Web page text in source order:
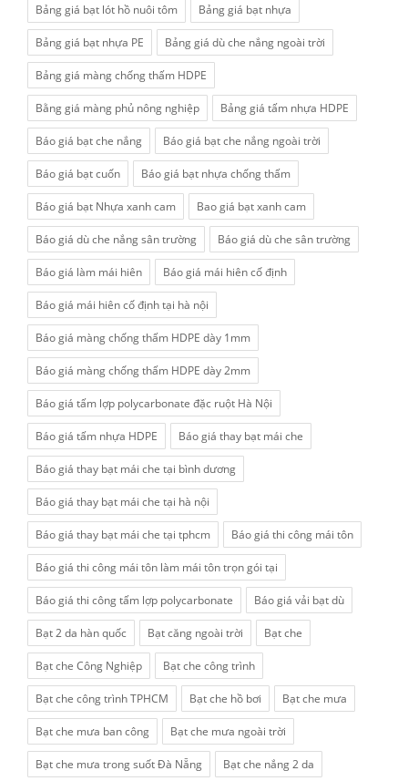
Bảng giá bạt lót hồ nuôi tôm Bảng giá bạt nhựa
Bảng giá bạt nhựa PE Bảng giá dù che nắng ngoài trời
Bảng giá màng chống thấm HDPE
Bằng giá màng phủ nông nghiệp Bảng giá tấm nhựa HDPE
Báo giá bạt che nắng Báo giá bạt che nắng ngoài trời
Báo giá bạt cuốn Báo giá bạt nhựa chống thấm
Báo giá bạt Nhựa xanh cam Bao giá bạt xanh cam
Báo giá dù che nắng sân trường Báo giá dù che sân trường
Báo giá làm mái hiên Báo giá mái hiên cố định
Báo giá mái hiên cố định tại hà nội
Báo giá màng chống thấm HDPE dày 1mm
Báo giá màng chống thấm HDPE dày 2mm
Báo giá tấm lợp polycarbonate đặc ruột Hà Nội
Báo giá tấm nhựa HDPE Báo giá thay bạt mái che
Báo giá thay bạt mái che tại bình dương
Báo giá thay bạt mái che tại hà nội
Báo giá thay bạt mái che tại tphcm Báo giá thi công mái tôn
Báo giá thi công mái tôn làm mái tôn trọn gói tại
Báo giá thi công tấm lợp polycarbonate Báo giá vải bạt dù
Bạt 2 da hàn quốc Bạt căng ngoài trời Bạt che
Bạt che Công Nghiệp Bạt che công trình
Bạt che công trình TPHCM Bạt che hồ bơi Bạt che mưa
Bạt che mưa ban công Bạt che mưa ngoài trời
Bạt che mưa trong suốt Đà Nẵng Bạt che nắng 2 da